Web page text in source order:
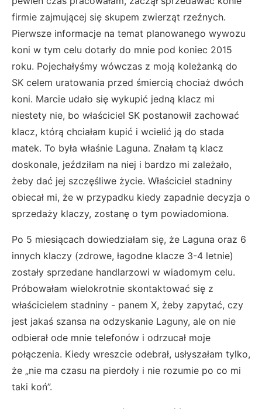
firmie zajmującej się skupem zwierząt rzeźnych.
Pierwsze informacje na temat planowanego wywozu
koni w tym celu dotarły do mnie pod koniec 2015
roku. Pojechałyśmy wówczas z moją koleżanką do
SK celem uratowania przed śmiercią chociaż dwóch
koni. Marcie udało się wykupić jedną klacz mi
niestety nie, bo właściciel SK postanowił zachować
klacz, którą chciałam kupić i wcielić ją do stada
matek. To była właśnie Laguna. Znałam tą klacz
doskonale, jeździłam na niej i bardzo mi zależało,
żeby dać jej szczęśliwe życie. Właściciel stadniny
obiecał mi, że w przypadku kiedy zapadnie decyzja o
sprzedaży klaczy, zostanę o tym powiadomiona.
Po 5 miesiącach dowiedziałam się, że Laguna oraz 6
innych klaczy (zdrowe, łagodne klacze 3-4 letnie)
zostały sprzedane handlarzowi w wiadomym celu.
Próbowałam wielokrotnie skontaktować się z
właścicielem stadniny - panem X, żeby zapytać, czy
jest jakaś szansa na odzyskanie Laguny, ale on nie
odbierał ode mnie telefonów i odrzucał moje
połączenia. Kiedy wreszcie odebrał, usłyszałam tylko,
że „nie ma czasu na pierdoły i nie rozumie po co mi
taki koń”.